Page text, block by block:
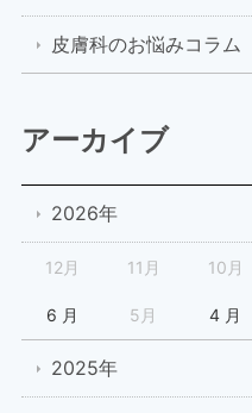
皮膚科のお悩みコラム
アーカイブ
2026年
12月 11月 10月
6 月 5月 4 月
2025年